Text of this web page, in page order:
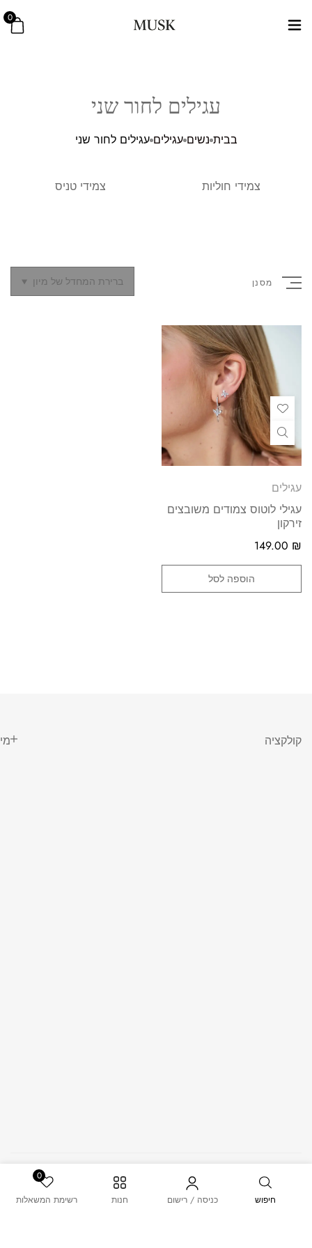
0
חיפוש כניסה / רישום חנות
0
רשימת המשאלות
עגילים לחור שני
בבית נשים עגילים עגילים לחור שני
צמידי חוליות צמידי טניס
מסנן ברירת המחדל של מיון
עגילים
עגילי לוטוס צמודים משובצים
זירקון
149.00 ₪
הוספה לסל
קולקציה